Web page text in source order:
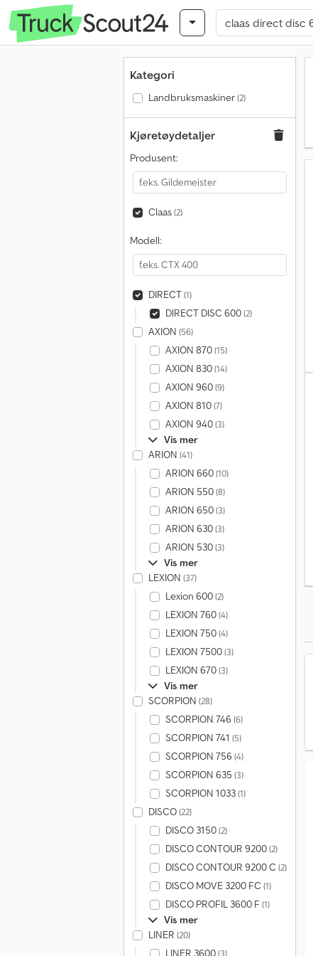
Kategori
Landbruksmaskiner(2)
Kjøretøydetaljer
Produsent:
Claas(2)
Modell:
DIRECT(1)
DIRECT DISC 600(2)
AXION (56)
AXION 870(15)
AXION 830(14)
AXION 960(9)
AXION 810(7)
AXION 940(3)
Vis mer
ARION (41)
ARION 660(10)
ARION 550(8)
ARION 650(3)
ARION 630(3)
ARION 530(3)
Vis mer
LEXION (37)
Lexion 600(2)
LEXION 760(4)
LEXION 750(4)
LEXION 7500(3)
LEXION 670(3)
Vis mer
SCORPION (28)
SCORPION 746(6)
SCORPION 741 (5)
SCORPION 756(4)
SCORPION 635 (3)
SCORPION 1033(1)
DISCO(22)
DISCO 3150(2)
DISCO CONTOUR 9200(2)
DISCO CONTOUR 9200 C (2)
DISCO MOVE 3200 FC (1)
DISCO PROFIL 3600 F (1)
Vis mer
LINER (20)
LINER 3600(3)